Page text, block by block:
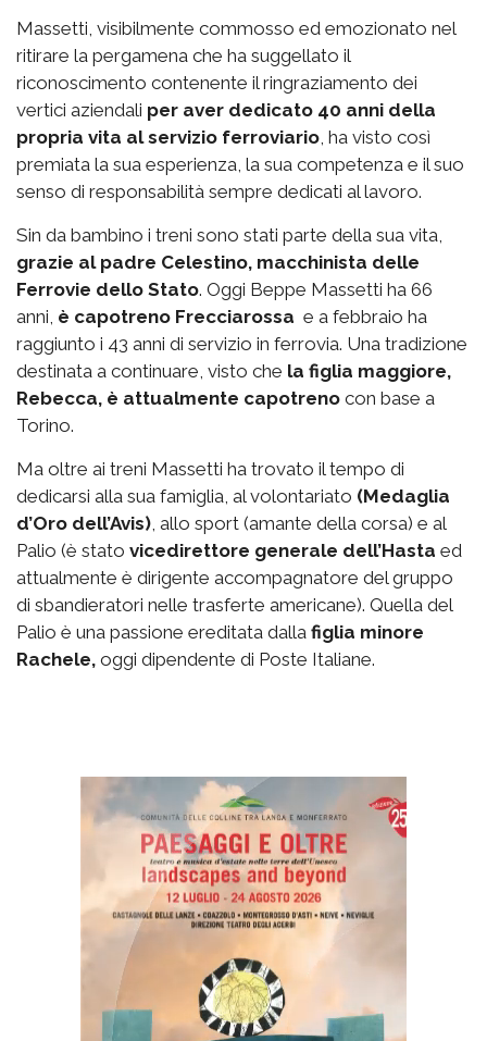
Massetti, visibilmente commosso ed emozionato nel
ritirare la pergamena che ha suggellato il
riconoscimento contenente il ringraziamento dei
vertici aziendali per aver dedicato 40 anni della
propria vita al servizio ferroviario , ha visto così
premiata la sua esperienza, la sua competenza e il suo
senso di responsabilità sempre dedicati al lavoro.
Sin da bambino i treni sono stati parte della sua vita,
grazie al padre Celestino, macchinista delle
Ferrovie dello Stato. Oggi Beppe Massetti ha 66
anni, è capotreno Frecciarossa e a febbraio ha
raggiunto i 43 anni di servizio in ferrovia. Una tradizione
destinata a continuare, visto che la figlia maggiore,
Rebecca, è attualmente capotreno con base a
Torino.
Ma oltre ai treni Massetti ha trovato il tempo di
dedicarsi alla sua famiglia, al volontariato (Medaglia
d’Oro dell’Avis) , allo sport (amante della corsa) e al
Palio (è stato vicedirettore generale dell’Hasta ed
attualmente è dirigente accompagnatore del gruppo
di sbandieratori nelle trasferte americane). Quella del
Palio è una passione ereditata dalla figlia minore
Rachele, oggi dipendente di Poste Italiane.